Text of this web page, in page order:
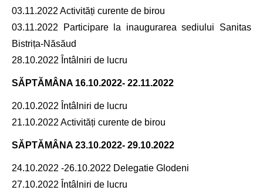
03.11.2022 Activități curente de birou
03.11.2022 Participare la inaugurarea sediului Sanitas
Bistrița-Năsăud
28.10.2022 Întâlniri de lucru
SĂPTĂMÂNA 16.10.2022- 22.11.2022
20.10.2022 Întâlniri de lucru
21.10.2022 Activități curente de birou
SĂPTĂMÂNA 23.10.2022- 29.10.2022
24.10.2022 -26.10.2022 Delegatie Glodeni
27.10.2022 Întâlniri de lucru